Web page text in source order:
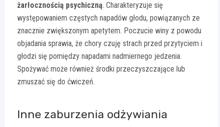
żarłocznością psychiczną. Charakteryzuje się
występowaniem częstych napadów głodu, powiązanych ze
znacznie zwiększonym apetytem. Poczucie winy z powodu
objadania sprawia, że chory czuję strach przed przytyciem i
głodzi się pomiędzy napadami nadmiernego jedzenia.
Spożywać może również środki przeczyszczające lub
zmuszać się do ćwiczeń.
Inne zaburzenia odżywiania